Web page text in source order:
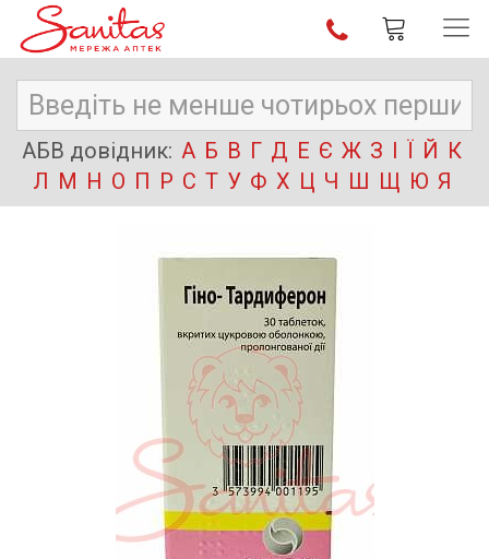
АБВ довідник: А Б В Г Д Е Є Ж З І Ї Й К
Л М Н О П Р С Т У Ф Х Ц Ч Ш Щ Ю Я